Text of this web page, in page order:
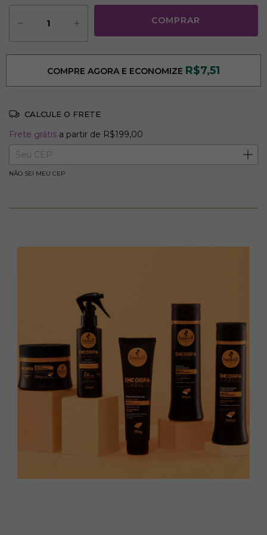
COMPRE AGORA E ECONOMIZE R$7,51
CALCULE O FRETE
Frete grátis R$199,00
Entregas para o CEP: ALTERAR CEP
Frete grátis a partir de R$199,00
NÃO SEI MEU CEP